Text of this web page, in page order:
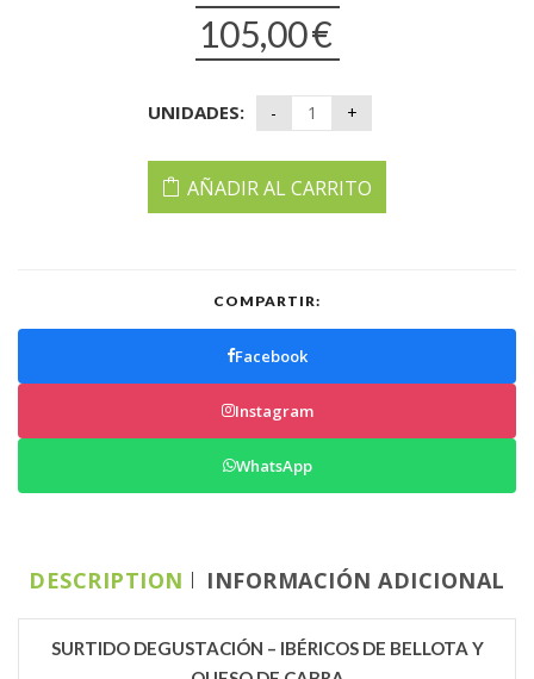
105,00€
UNIDADES:
AÑADIR AL CARRITO
COMPARTIR:
Facebook
Instagram
WhatsApp
DESCRIPTION INFORMACIÓN ADICIONAL
SURTIDO DEGUSTACIÓN – IBÉRICOS DE BELLOTA Y